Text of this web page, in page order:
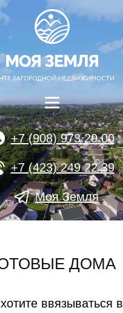
+7 (908) 973 29 00
+7 (423) 249 22 39
Моя Земля
ДОМА
ввязываться в